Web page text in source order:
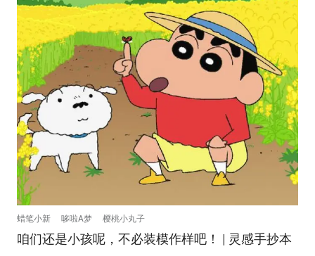
蜡笔小新 哆啦A梦 樱桃小丸子
咱们还是小孩呢，不必装模作样吧！ | 灵感手抄本